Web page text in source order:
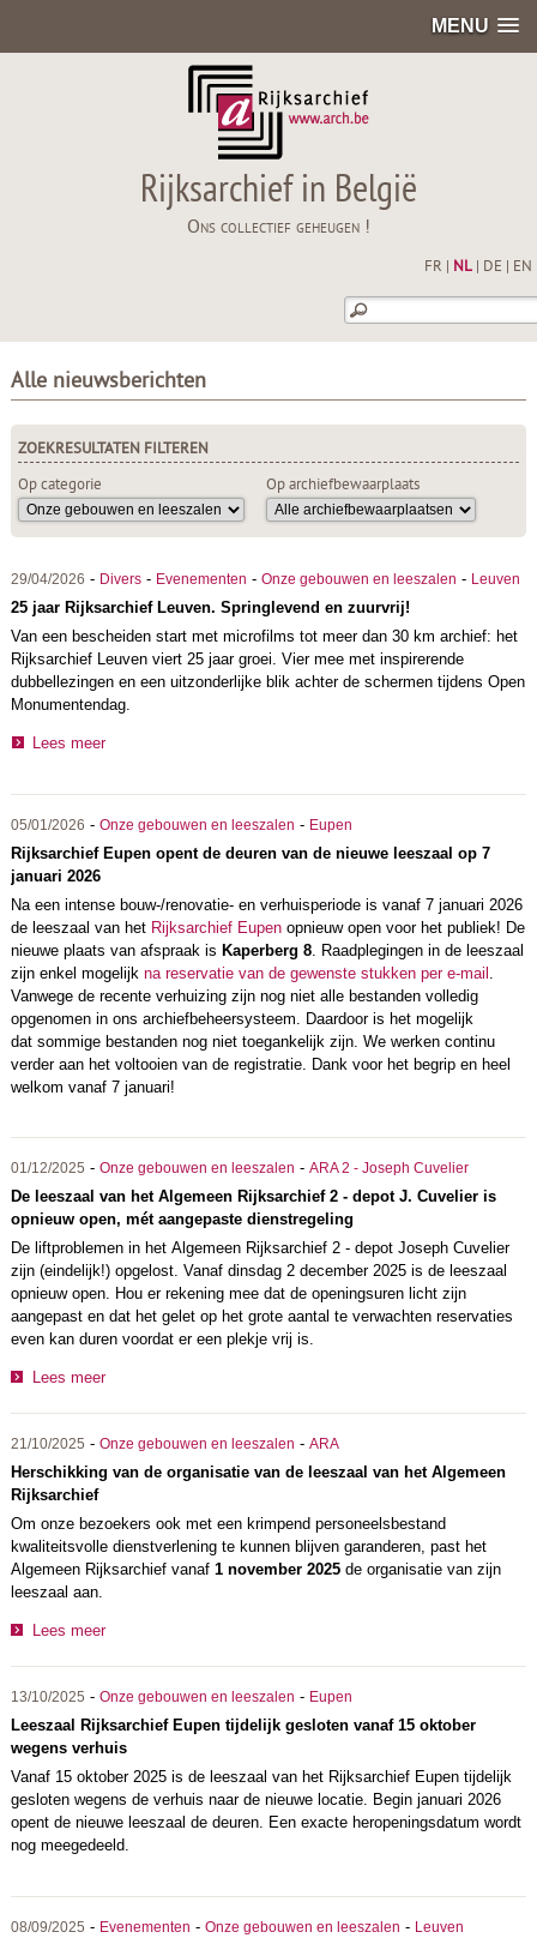
MENU
Rijksarchief in België
Ons collectief geheugen !
FR NL| DE EN
Alle nieuwsberichten
ZOEKRESULTATEN FILTEREN
Op categorie
Op archiefbewaarplaats
29/04/2026 - Divers- Evenementen - Onze gebouwen en leeszalen - Leuven
25 jaar Rijksarchief Leuven. Springlevend en zuurvrij!
Van een bescheiden start met microfilms tot meer dan 30 km archief: het
Rijksarchief Leuven viert 25 jaar groei. Vier mee met inspirerende
dubbellezingen en een uitzonderlijke blik achter de schermen tijdens Open
Monumentendag.
Lees meer
05/01/2026 - Onze gebouwen en leeszalen - Eupen
Rijksarchief Eupen opent de deuren van de nieuwe leeszaal op 7
januari 2026
Na een intense bouw-/renovatie- en verhuisperiode is vanaf 7 januari 2026
de leeszaal van het Rijksarchief Eupenopnieuw open voor het publiek! De
nieuwe plaats van afspraak is Kaperberg 8. Raadplegingen in de leeszaal
zijn enkel mogelijk na reservatie van de gewenste stukken per e-mail
Vanwege de recente verhuizing zijn nog niet alle bestanden volledig
opgenomen in ons archiefbeheersysteem. Daardoor is het mogelijk
dat sommige bestanden nog niet toegankelijk zijn. We werken continu
verder aan het voltooien van de registratie. Dank voor het begrip en heel
welkom vanaf 7 januari!
01/12/2025 - Onze gebouwen en leeszalen - ARA 2 - Joseph Cuvelier
De leeszaal van het Algemeen Rijksarchief 2 - depot J. Cuvelier is
opnieuw open, mét aangepaste dienstregeling
De liftproblemen in het Algemeen Rijksarchief 2 - depot Joseph Cuvelier
zijn (eindelijk!) opgelost. Vanaf dinsdag 2 december 2025 is de leeszaal
opnieuw open. Hou er rekening mee dat de openingsuren licht zijn
aangepast en dat het gelet op het grote aantal te verwachten reservaties
even kan duren voordat er een plekje vrij is.
Lees meer
21/10/2025 - Onze gebouwen en leeszalen - ARA
Herschikking van de organisatie van de leeszaal van het Algemeen
Rijksarchief
Om onze bezoekers ook met een krimpend personeelsbestand
kwaliteitsvolle dienstverlening te kunnen blijven garanderen, past het
Algemeen Rijksarchief vanaf 1 november 2025de organisatie van zijn
leeszaal aan.
Lees meer
13/10/2025 - Onze gebouwen en leeszalen - Eupen
Leeszaal Rijksarchief Eupen tijdelijk gesloten vanaf 15 oktober
wegens verhuis
Vanaf 15 oktober 2025 is de leeszaal van het Rijksarchief Eupen tijdelijk
gesloten wegens de verhuis naar de nieuwe locatie. Begin januari 2026
opent de nieuwe leeszaal de deuren. Een exacte heropeningsdatum wordt
nog meegedeeld.
08/09/2025 - Evenementen - Onze gebouwen en leeszalen - Leuven